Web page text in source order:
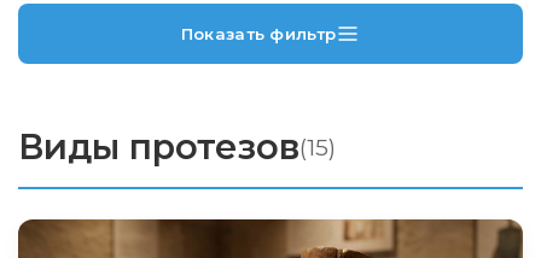
Показать фильтр
Виды протезов(15)